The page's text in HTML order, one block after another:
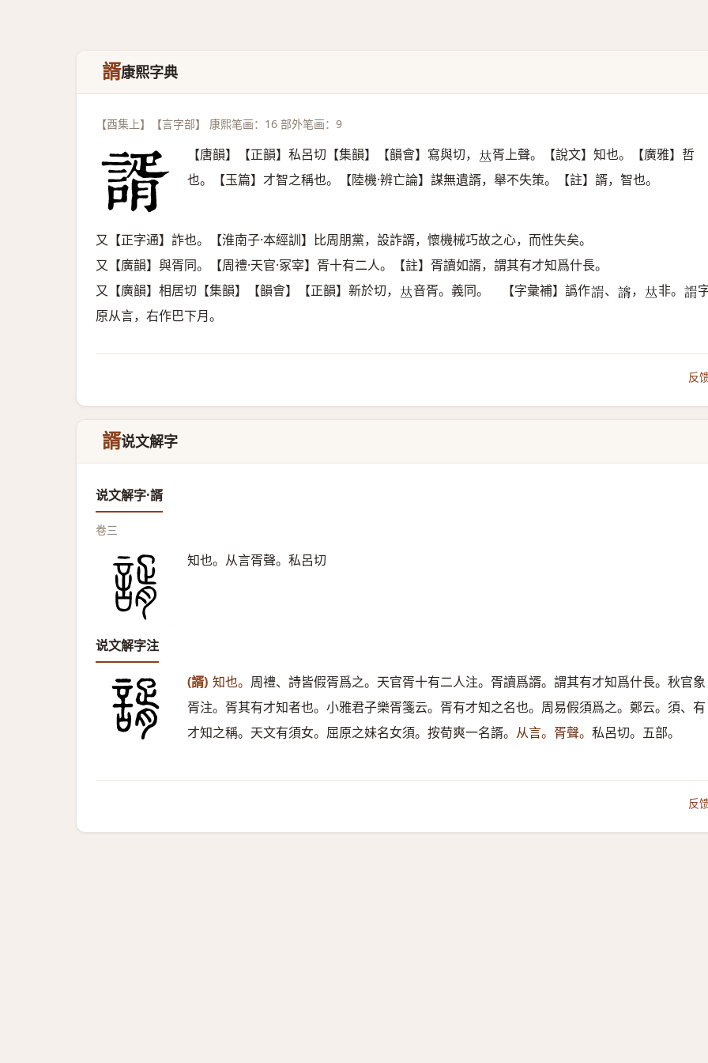
諝康熙字典
【酉集上】【言字部】 康熙笔画：16 部外笔画：9
【唐韻】【正韻】私呂切【集韻】【韻會】寫與切， 𠀤胥上聲。【說文】知也。【廣雅】哲
也。【玉篇】才智之稱也。【陸機·辨亡論】謀無遺諝，舉不失策。【註】諝，智也。
又【正字通】詐也。【淮南子·本經訓】比周朋黨，設詐諝，懷機械巧故之心，而性失矣。
又【廣韻】與胥同。【周禮·天官·冢宰】胥十有二人。【註】胥讀如諝，謂其有才知爲什長。
又【廣韻】相居切【集韻】【韻會】【正韻】新於切， 𠀤音胥。義同。 【字彙補】譌作𧩑、 𧫐 ， 𠀤非。 𧩑
原从言，右作巴下月。
反
諝说文解字
说文解字·諝
卷三
知也。从言胥聲。私呂切
说文解字注
(諝) 知也。 周禮、詩皆假胥爲之。天官胥十有二人注。胥讀爲諝。謂其有才知爲什長。秋官象
胥注。胥其有才知者也。小雅君子樂胥箋云。胥有才知之名也。周易假須爲之。鄭云。須、有
才知之稱。天文有須女。屈原之妹名女須。按荀爽一名諝。 从言。胥聲。 私呂切。五部。
反